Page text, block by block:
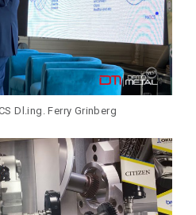
Dl.ing. Ferry Grinberg